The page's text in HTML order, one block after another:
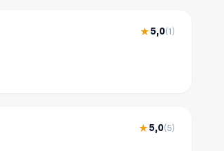
★5,0(1)
★5,0(5)